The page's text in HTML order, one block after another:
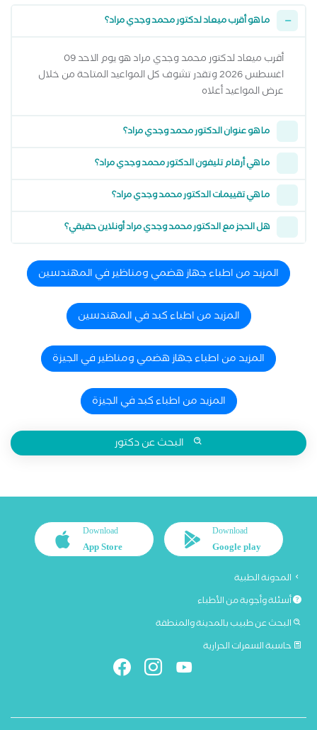
ما هو أقرب ميعاد لدكتور محمد وجدي مراد؟
أقرب ميعاد لدكتور محمد وجدي مراد هو يوم الاحد 09
اغسطس 2026 وتقدر تشوف كل المواعيد المتاحة من خلال
عرض المواعيد أعلاه
ما هو عنوان الدكتور محمد وجدي مراد؟
ما هي أرقام تليفون الدكتور محمد وجدي مراد؟
ما هي تقييمات الدكتور محمد وجدي مراد؟
هل الحجز مع الدكتور محمد وجدي مراد أونلاين حقيقي؟
المزيد من اطباء جهاز هضمي ومناظير في المهندسين
المزيد من اطباء كبد في المهندسين
المزيد من اطباء جهاز هضمي ومناظير في الجيزة
المزيد من اطباء كبد في الجيزة
البحث عن دكتور
Download
Google play
Download
App Store
المدونة الطبية
أسئلة وأجوبة من الأطباء
البحث عن طبيب بالمدينة والمنطقة
حاسبة السعرات الحرارية